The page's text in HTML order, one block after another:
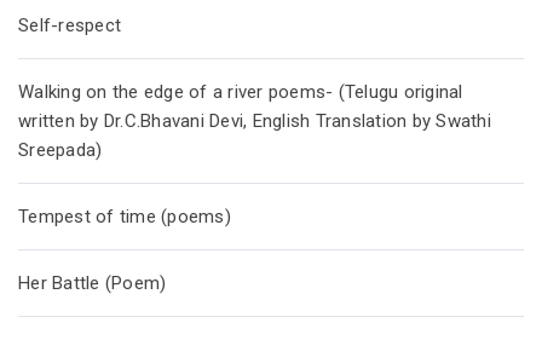
Self-respect
Walking on the edge of a river poems- (Telugu original
written by Dr.C.Bhavani Devi, English Translation by Swathi
Sreepada)
Tempest of time (poems)
Her Battle (Poem)